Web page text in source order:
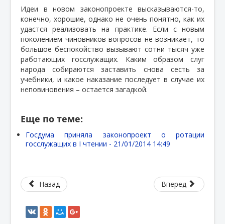
Идеи в новом законопроекте высказываются-то,
конечно, хорошие, однако не очень понятно, как их
удастся реализовать на практике. Если с новым
поколением чиновников вопросов не возникает, то
большое беспокойство вызывают сотни тысяч уже
работающих госслужащих. Каким образом слуг
народа собираются заставить снова сесть за
учебники, и какое наказание последует в случае их
неповиновения – остается загадкой.
Еще по теме:
Госдума приняла законопроект о ротации
госслужащих в I чтении - 21/01/2014 14:49
Назад Вперед